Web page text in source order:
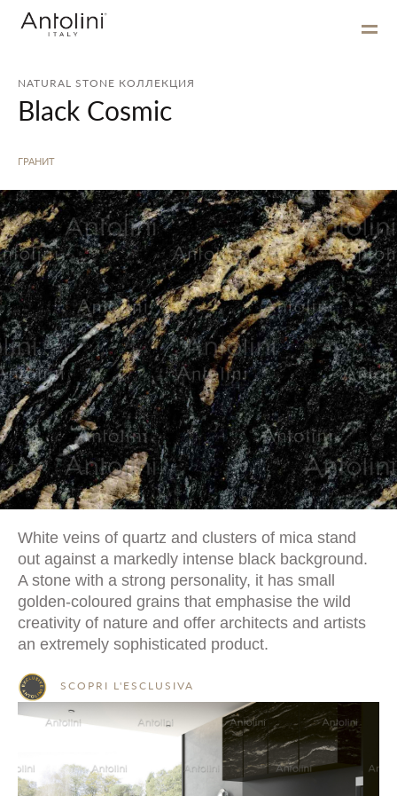
NATURAL STONE КОЛЛЕКЦИЯ
Black Cosmic
ГРАНИТ
White veins of quartz and clusters of mica stand
out against a markedly intense black background.
A stone with a strong personality, it has small
golden-coloured grains that emphasise the wild
creativity of nature and offer architects and artists
an extremely sophisticated product.
SCOPRI L'ESCLUSIVA